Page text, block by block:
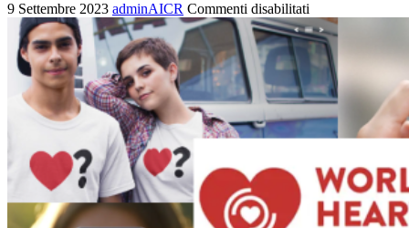
9 Settembre 2023 adminAICR Commenti disabilitati